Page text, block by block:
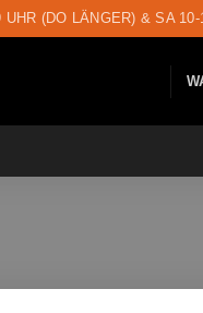
UHR (DO LÄNGER) & SA 10-